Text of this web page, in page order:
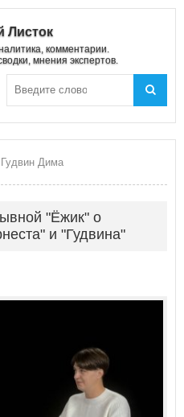
Листок
комментарии.
мнения экспертов.
Дима
"Ёжик" о
и "Гудвина"